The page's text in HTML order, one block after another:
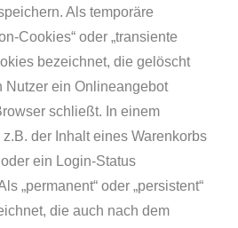
Als temporäre
Cookies“ oder „transiente
bezeichnet, die gelöscht
Nutzer ein Onlineangebot
schließt. In einem
der Inhalt eines Warenkorbs
ein Login-Status
„permanent“ oder „persistent“
die auch nach dem